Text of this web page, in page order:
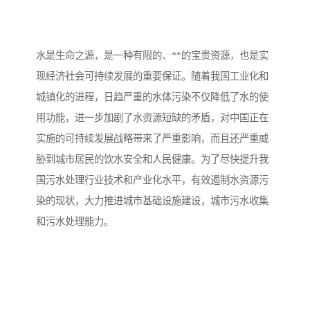
水是生命之源，是一种有限的、**的宝贵资源，也是实
现经济社会可持续发展的重要保证。随着我国工业化和
城镇化的进程，日趋严重的水体污染不仅降低了水的使
用功能，进一步加剧了水资源短缺的矛盾，对中国正在
实施的可持续发展战略带来了严重影响，而且还严重威
胁到城市居民的饮水安全和人民健康。为了尽快提升我
国污水处理行业技术和产业化水平，有效遏制水资源污
染的现状，大力推进城市基础设施建设，城市污水收集
和污水处理能力。
印刷厂污水处理设备 二级生化污水处理设备
污水提升泵站 口腔科污水处理设备
A2O污水处理设备 乡村污水处理一体化设备
风景区生活污水处理一体 一体化污水处理设备
成套生活污水处理设备